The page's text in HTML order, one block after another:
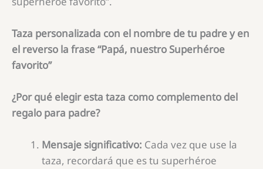
Taza personalizada con el nombre de tu padre y en
el reverso la frase “Papá, nuestro Superhéroe
favorito”
¿Por qué elegir esta taza como complemento del
regalo para padre?
Mensaje significativo: Cada vez que use la
taza, recordará que es tu superhéroe